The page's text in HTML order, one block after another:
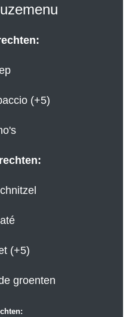
(+5)
(+5)
groenten